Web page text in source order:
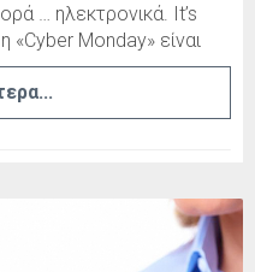
… ηλεκτρονικά. It’s
«Cyber Monday» είναι